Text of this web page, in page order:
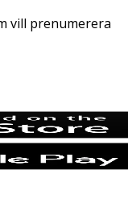
vill prenumerera